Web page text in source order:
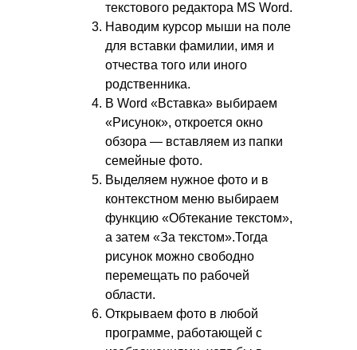
текстового редактора MS Word.
Наводим курсор мыши на поле
для вставки фамилии, имя и
отчества того или иного
родственника.
В Word «Вставка» выбираем
«Рисунок», откроется окно
обзора — вставляем из папки
семейные фото.
Выделяем нужное фото и в
контекстном меню выбираем
функцию «Обтекание текстом»,
а затем «За текстом».Тогда
рисунок можно свободно
перемещать по рабочей
области.
Открываем фото в любой
программе, работающей с